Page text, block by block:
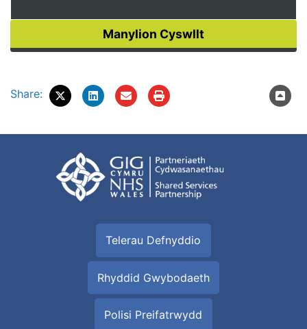
Share:
Telerau Defnyddio
Rhyddid Gwybodaeth
Polisi Preifatrwydd